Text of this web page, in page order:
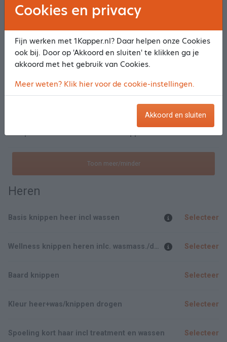
Wellness Knippen dames incl wasmass./drogen/producten/treatment Selecteer
Uitgroei verven kort haar, incl basis knippen incl treatment Selecteer
Toon meer/minder
Heren
Basis knippen heer incl wassen Selecteer
Wellness knippen heren inlc. wasmass./drogen/producten Selecteer
Baard knippen Selecteer
Kleur heer+was/knippen drogen Selecteer
Spoeling kort haar incl treatment en wassen Selecteer
Cookies en privacy
Fijn werken met 1Kapper.nl? Daar helpen onze Cookies
ook bij. Door op 'Akkoord en sluiten' te klikken ga je
akkoord met het gebruik van Cookies.
Meer weten? Klik hier voor de cookie-instellingen.
Akkoord en sluiten